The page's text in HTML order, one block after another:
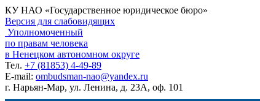
КУ НАО «Государственное юридическое бюро»
Версия для слабовидящих
Уполномоченный
по правам человека
в Ненецком автономном округе
Тел. +7 (81853) 4-49-89
E-mail: ombudsman-nao@yandex.ru
г. Нарьян-Мар, ул. Ленина, д. 23А, оф. 101